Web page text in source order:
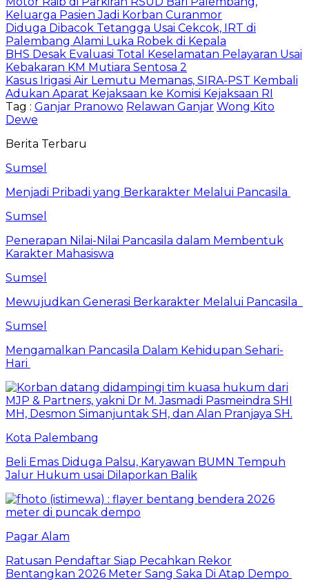
Keluarga Pasien Jadi Korban Curanmor
Diduga Dibacok Tetangga Usai Cekcok, IRT di
Palembang Alami Luka Robek di Kepala
BHS Desak Evaluasi Total Keselamatan Pelayaran Usai
Kebakaran KM Mutiara Sentosa 2
Kasus Irigasi Air Lemutu Memanas, SIRA-PST Kembali
Adukan Aparat Kejaksaan ke Komisi Kejaksaan RI
Tag : Ganjar Pranowo Relawan Ganjar Wong Kito
Dewe
Berita Terbaru
Sumsel
Menjadi Pribadi yang Berkarakter Melalui Pancasila
Sumsel
Penerapan Nilai-Nilai Pancasila dalam Membentuk
Karakter Mahasiswa
Sumsel
Mewujudkan Generasi Berkarakter Melalui Pancasila
Sumsel
Mengamalkan Pancasila Dalam Kehidupan Sehari-
Hari
Kota Palembang
Beli Emas Diduga Palsu, Karyawan BUMN Tempuh
Jalur Hukum usai Dilaporkan Balik
Pagar Alam
Ratusan Pendaftar Siap Pecahkan Rekor
Bentangkan 2026 Meter Sang Saka Di Atap Dempo